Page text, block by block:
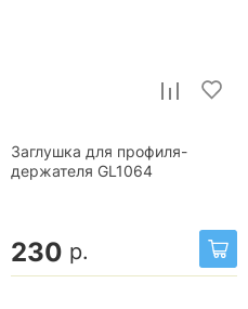
Заглушка для профиля-
держателя GL1064
230 р.